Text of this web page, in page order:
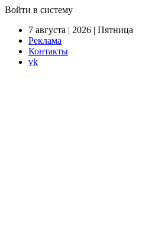
Войти в систему
7 августа | 2026 | Пятница
Реклама
Контакты
vk